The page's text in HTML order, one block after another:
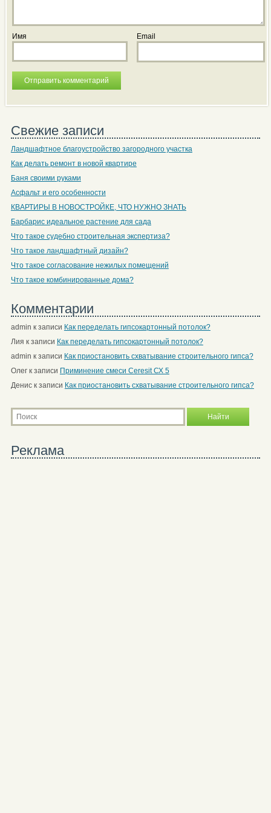
Имя Email
Свежие записи
Ландшафтное благоустройство загородного участка
Как делать ремонт в новой квартире
Баня своими руками
Асфальт и его особенности
КВАРТИРЫ В НОВОСТРОЙКЕ, ЧТО НУЖНО ЗНАТЬ
Барбарис идеальное растение для сада
Что такое судебно строительная экспертиза?
Что такое ландшафтный дизайн?
Что такое согласование нежилых помещений
Что такое комбинированные дома?
Комментарии
admin к записи Как переделать гипсокартонный потолок?
Лия к записи Как переделать гипсокартонный потолок?
admin к записи Как приостановить схватывание строительного гипса?
Олегк записи Приминение смеси Ceresit СХ 5
Дениск записи Как приостановить схватывание строительного гипса?
Реклама